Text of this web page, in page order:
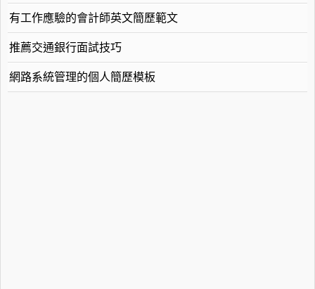
有工作應驗的會計師英文簡歷範文
推薦交通銀行面試技巧
網路系統管理的個人簡歷模板